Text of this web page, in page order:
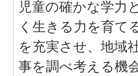
児童の確かな学力
く生きる力を育て
を充実させ、地域
事を調べ考える機